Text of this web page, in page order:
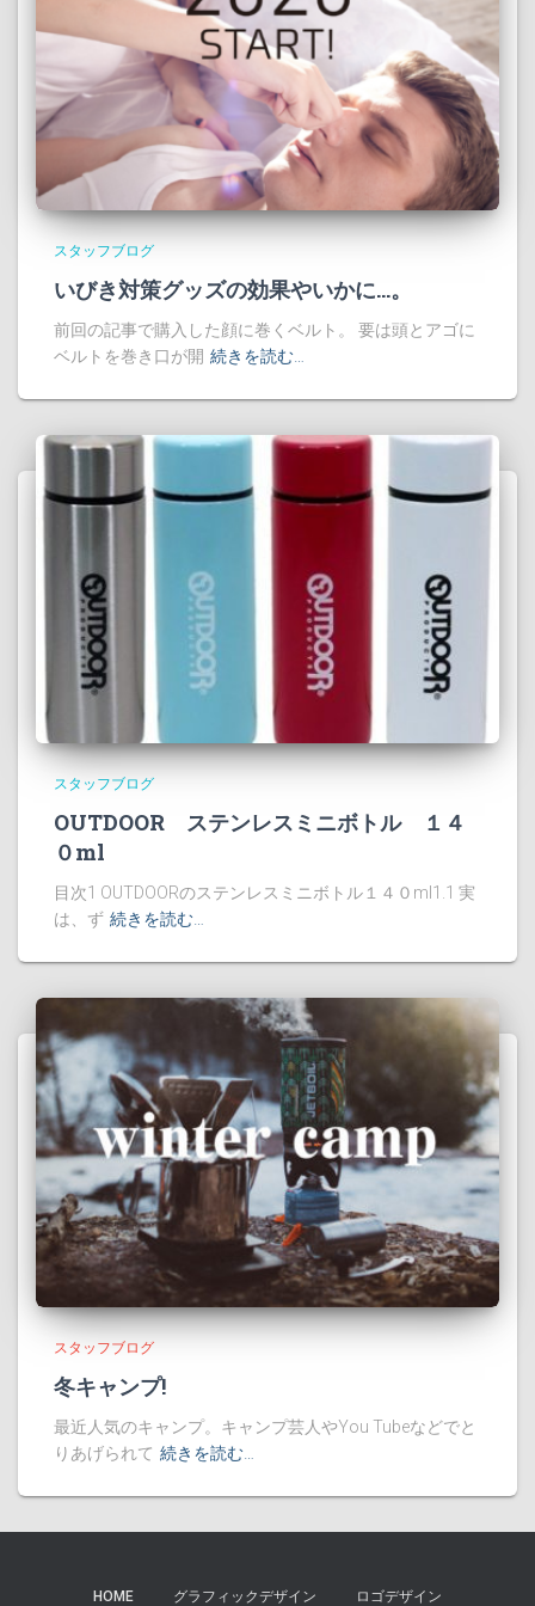
スタッフブログ
いびき対策グッズの効果やいかに…。
前回の記事で購入した顔に巻くベルト。 要は頭とアゴに
ベルトを巻き口が開 続きを読む…
スタッフブログ
OUTDOOR ステンレスミニボトル １４
０ml
目次1 OUTDOORのステンレスミニボトル１４０ml1.1 実
は、ず 続きを読む…
スタッフブログ
冬キャンプ!
最近人気のキャンプ。キャンプ芸人やYou Tubeなどでと
りあげられて 続きを読む…
HOME グラフィックデザイン ロゴデザイン